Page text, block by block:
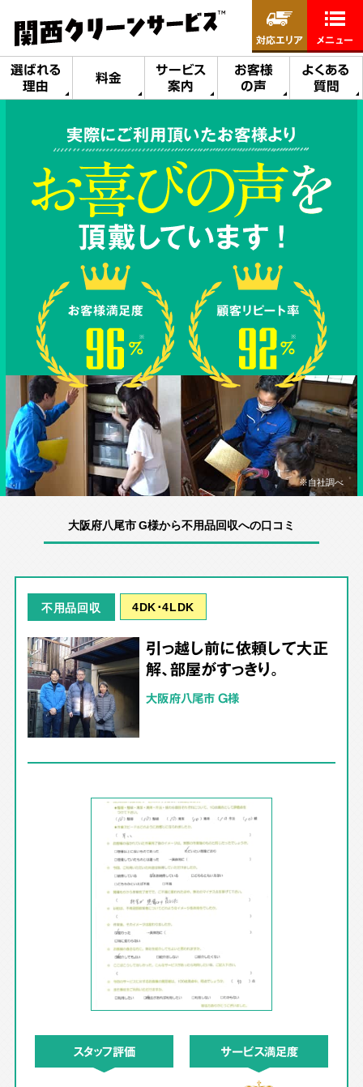
選ばれる
理由
料金
サービス
案内
お客様
の声
よくある
質問
対応エリア メニュー
実際にご利用頂いたお客様より
※自社調べ
大阪府八尾市 G様から不用品回収への口コミ
不用品回収 4DK･4LDK
引っ越し前に依頼して大正
解、部屋がすっきり。
大阪府八尾市 G様
スタッフ評価 サービス満足度